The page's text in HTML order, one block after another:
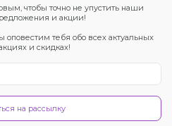
чтобы точно не упустить наши
и акции!
тебя обо всех актуальных
и скидках!
на рассылку